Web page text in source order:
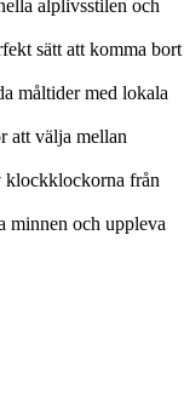
alplivsstilen och
sätt att komma bort
måltider med lokala
att välja mellan
klockklockorna från
minnen och uppleva